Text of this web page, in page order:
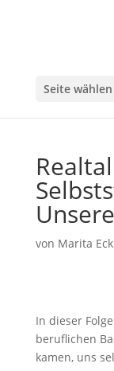
Seite wählen
von Marita
In dieser
beruflichen
kamen, uns